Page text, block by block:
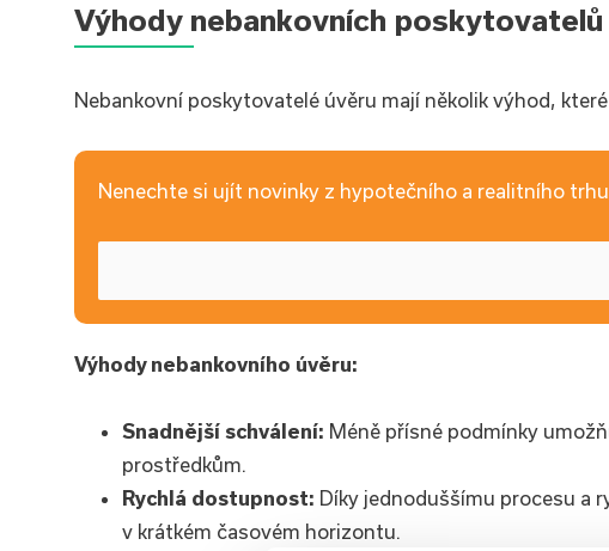
Výhody nebankovních
Nebankovní poskytovatelé úvěru mají několik výhod,
Nenechte si ujít novinky z hypotečního a realitního
Výhody nebankovního úvěru:
Snadnější schválení: Méně přísné podmínky
prostředkům.
Rychlá dostupnost: Díky jednoduššímu procesu a
v krátkém časovém horizontu.